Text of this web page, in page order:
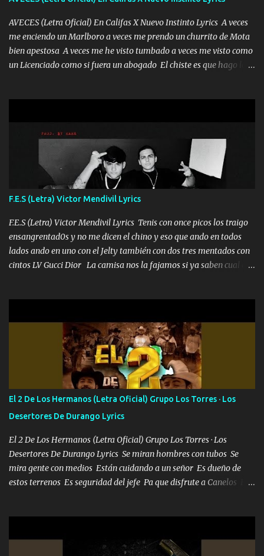
tan especial por eso es que me tientas Aquí estoy no dejaré que se
te acerque nadie porque solo yo tendre el candado 🔒 del a...
AVECES (Letra Oficial) En Califas X Nuevo Instinto Lyrics A veces
me enciendo un Marlboro a veces me prendo un churrito de Mota
bien apestosa A veces me he visto tumbado a veces me visto como
un Licenciado como si fuera un abogado El chiste es que hago lo
corriente no quieren verte subir de level trucha mis plebes Música
A veces me pongo un sombrero a veces me ven la cachucha de lado
con la mirada siempre en alto A veces me fajó una super o a veces
me fajó una Glock siempre armado todas las generaciones yo
traigo El chiste es que hago lo que quiero pues así soy me mandó
yo tengo el control a todos yo les paro el dedo soy hocicon un
malcriado un malandrón Que Les importa no saben nada falsas
las risas las que me miran hay gente corriente no quieren ve...
F.E.S (Letra) Victor Mendivil Lyrics
F.E.S (Letra) Victor Mendivil Lyrics Tenis con once picos los traigo
ensangrentad0s y no me dicen el chino y eso que ando en todos
lados ando en uno con el Jelty también con dos tres mentados con
cintos LV Gucci Dior La camisa nos la fajamos si ya saben cual es
estándares 110 mil records de pistas no me falta mucho para
verme en las revistas Ya pasé Italia Japón Madrid Milán y también
Francia ropa de 100.000 bolas Louis vuitton es mi fragancia
repleta de presidentes la bolsa estoy en mi pic si no se han dado
cuenta chequeen gráficas del kitch
El 2 De Los Hermanos (Letra Oficial) Grupo Los Torres · Los
Desertores De Durango Lyrics
El 2 De Los Hermanos (Letra Oficial) Grupo Los Torres · Los
Desertores De Durango Lyrics Se miran hombres con tubos Se
mira gente con medios Están cuidando a un señor Es dueño de
estos terrenos Es seguridad del jefe Pa que disfrute a Canelos Es
ni tampoco las mujeres porque es platica de grandes por eso hay
que estar alegres doy las instrucciones para atender los deberes